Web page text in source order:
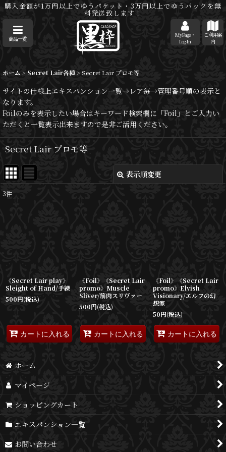
購入金額が1万円以上でゆうパケット・3万円以上でゆうパックを無
料発送致します！
商品一覧
MyPage・
Log-In
ご利用案
内
ホーム > Secret Lair各種> Secret Lair プロモ等
サイトの仕様上エキスパンション一覧→レア毎→管理番号順の表示と
なります。
Foilのみを表示したい場合はキーワード検索欄に「Foil」とご入力い
ただくと一覧表示出来ますので是非ご活用ください。
Secret Lair プロモ等
表示順変更
3件
《Secret Lair play》
Sleight of Hand/手練
500円(税込)
カートに入れる
《Foil》《Secret Lair
promo》Muscle
Sliver/筋肉スリヴァー
500円(税込)
カートに入れる
《Foil》《Secret Lair
promo》Elvish
Visionary/エルフの幻
想家
50円(税込)
カートに入れる
ホーム
マイページ
ショッピングカート
エキスパンション一覧
お問い合わせ